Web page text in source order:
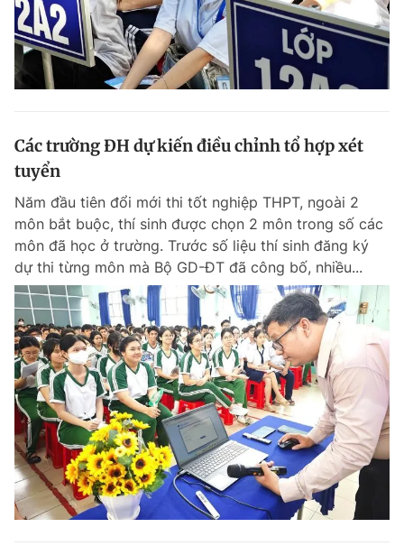
Các trường ĐH dự kiến điều chỉnh tổ hợp xét
tuyển
Năm đầu tiên đổi mới thi tốt nghiệp THPT, ngoài 2
môn bắt buộc, thí sinh được chọn 2 môn trong số các
môn đã học ở trường. Trước số liệu thí sinh đăng ký
dự thi từng môn mà Bộ GD-ĐT đã công bố, nhiều...